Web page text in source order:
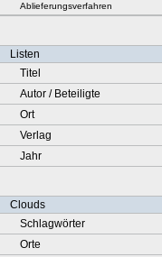
Ablieferungsverfahren
Listen
Titel
Autor / Beteiligte
Ort
Verlag
Jahr
Clouds
Schlagwörter
Orte